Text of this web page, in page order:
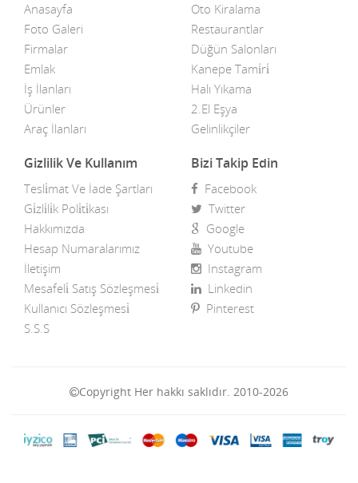
Anasayfa
Foto Galeri
Firmalar
Emlak
İş İlanları
Ürünler
Araç İlanları
Oto Kiralama
Restaurantlar
Düğün Salonları
Kanepe Tami̇ri̇
Halı Yıkama
2.El Eşya
Gelinlikçiler
Gizlilik Ve Kullanım
Tesli̇mat Ve İade Şartları
Gi̇zli̇li̇k Poli̇ti̇kası
Hakkımızda
Hesap Numaralarımız
İletişim
Mesafeli̇ Satış Sözleşmesi̇
Kullanıcı Sözleşmesi̇
S.S.S
Bizi Takip Edin
Facebook
Twitter
Google
Youtube
Instagram
Linkedin
Pinterest
Copyright Her hakkı saklıdır. 2010-2026